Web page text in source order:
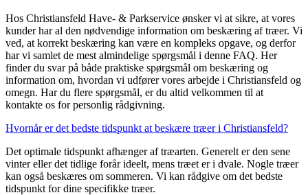
Hos Christiansfeld Have- & Parkservice ønsker vi at sikre, at vores
kunder har al den nødvendige information om beskæring af træer. Vi
ved, at korrekt beskæring kan være en kompleks opgave, og derfor
har vi samlet de mest almindelige spørgsmål i denne FAQ. Her
finder du svar på både praktiske spørgsmål om beskæring og
information om, hvordan vi udfører vores arbejde i Christiansfeld og
omegn. Har du flere spørgsmål, er du altid velkommen til at
kontakte os for personlig rådgivning.
Hvornår er det bedste tidspunkt at beskære træer i Christiansfeld?
Det optimale tidspunkt afhænger af træarten. Generelt er den sene
vinter eller det tidlige forår ideelt, mens træet er i dvale. Nogle træer
kan også beskæres om sommeren. Vi kan rådgive om det bedste
tidspunkt for dine specifikke træer.